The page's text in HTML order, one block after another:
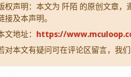
权声明：本文为 阡陌 的原创文章，
接及本声明。
文地址： https://
对本文有疑问可在评论区留言，我们